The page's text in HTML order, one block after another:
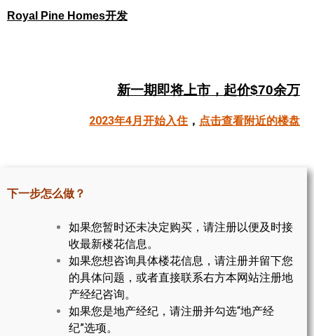
贷款指南
楼花地图
楼花转让专区
多伦多市中心楼花项目
怡陶碧谷社区介绍
Royal Pine Homes开发
新一期即将上市，起价$70余万
2023年4月开始入住 ， 点击查看附近的楼盘
下一步怎么做？
如果您暂时还未决定购买，请注册以便及时接
收最新楼花信息。
如果您想咨询具体楼花信息，请注册并留下您
的具体问题，或者直接联系右方本网站注册地
产经纪咨询。
如果您是地产经纪，请注册并勾选“地产经
纪”选项。